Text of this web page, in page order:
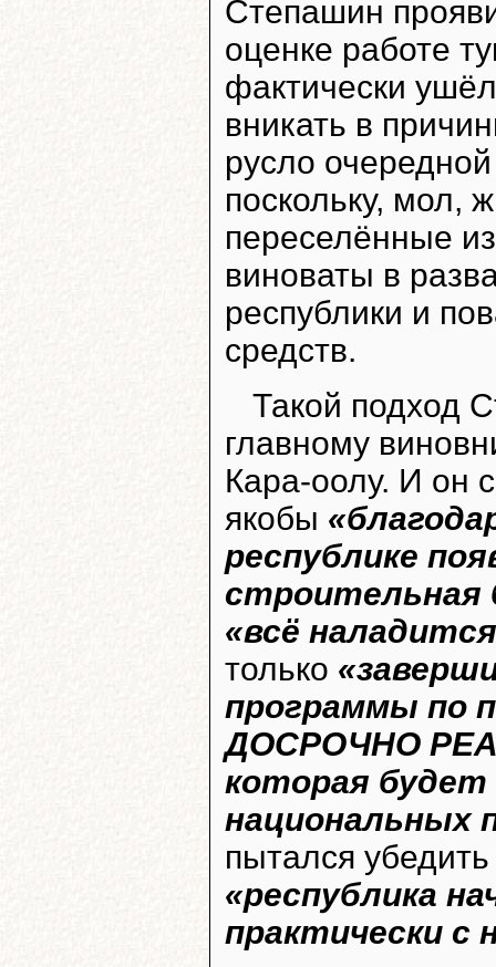
Степашин
оценке работе
фактически
вникать в
русло
поскольку, мол,
переселённые
виноваты в
республики и
средств.
Такой подход
главному
Кара-оолу. И он
якобы
республике
строительная
«всё
только
программы по
ДОСРОЧНО
которая
национальных
пытался
«республика
практически с